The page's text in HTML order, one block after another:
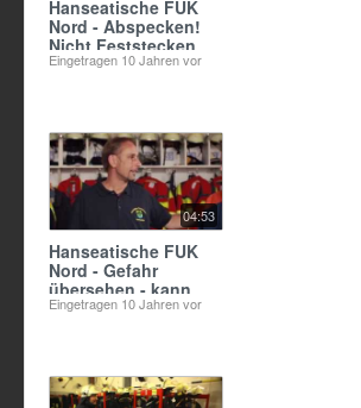
Hanseatische FUK
Nord - Abspecken!
Nicht Feststecken
Eingetragen 10 Jahren vor
04:53
Hanseatische FUK
Nord - Gefahr
übersehen - kann
ins Auge gehen!
Eingetragen 10 Jahren vor